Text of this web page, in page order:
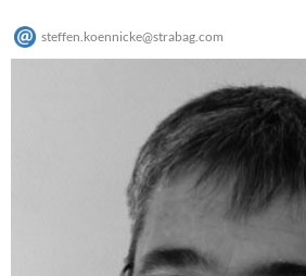
steffen.koennicke@strabag com